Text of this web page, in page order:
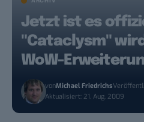
Jetzt ist es
"Cataclysm"
WoW-
vonMichael Friedrichs
Aktualisiert: 21. Aug. 2009